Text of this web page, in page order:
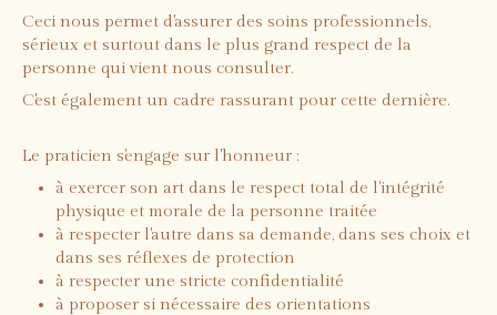
Ceci nous permet d'assurer des soins professionnels,
sérieux et surtout dans le plus grand respect de la
personne qui vient nous consulter.
C'est également un cadre rassurant pour cette dernière.
Le praticien s'engage sur l'honneur :
à exercer son art dans le respect total de l'intégrité
physique et morale de la personne traitée
à respecter l'autre dans sa demande, dans ses choix et
dans ses réflexes de protection
à respecter une stricte confidentialité
à proposer si nécessaire des orientations